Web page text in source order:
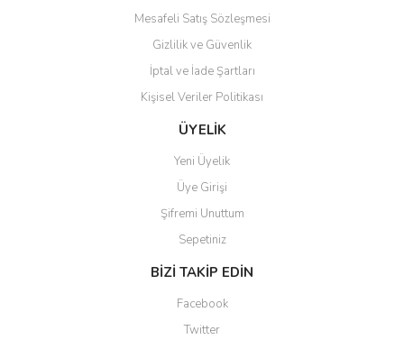
Gönder
Mesafeli Satış Sözleşmesi
Gizlilik ve Güvenlik
İptal ve İade Şartları
Kişisel Veriler Politikası
ÜYELİK
Yeni Üyelik
Üye Girişi
Şifremi Unuttum
Sepetiniz
BİZİ TAKİP EDİN
Facebook
Twitter